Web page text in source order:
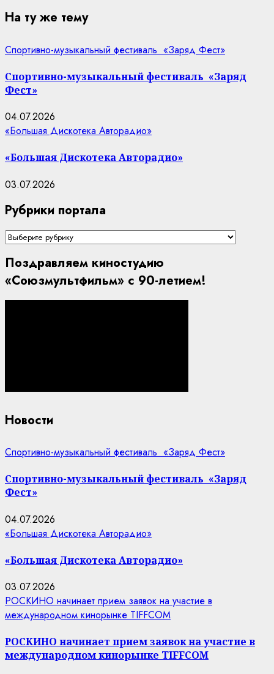
На ту же тему
Спортивно-музыкальный фестиваль «Заряд Фест»
Спортивно-музыкальный фестиваль «Заряд
Фест»
04.07.2026
«Большая Дискотека Авторадио»
«Большая Дискотека Авторадио»
03.07.2026
Рубрики портала
Рубрики
Поздравляем киностудию
«Союзмультфильм» с 90-летием!
Новости
Спортивно-музыкальный фестиваль «Заряд Фест»
Спортивно-музыкальный фестиваль «Заряд
Фест»
04.07.2026
«Большая Дискотека Авторадио»
«Большая Дискотека Авторадио»
03.07.2026
РОСКИНО начинает прием заявок на участие в
международном кинорынке TIFFCOM
РОСКИНО начинает прием заявок на участие в
международном кинорынке TIFFCOM